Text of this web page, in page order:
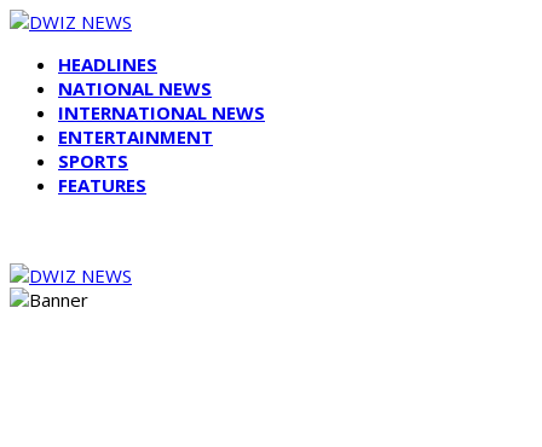
HEADLINES
NATIONAL NEWS
INTERNATIONAL NEWS
ENTERTAINMENT
SPORTS
FEATURES